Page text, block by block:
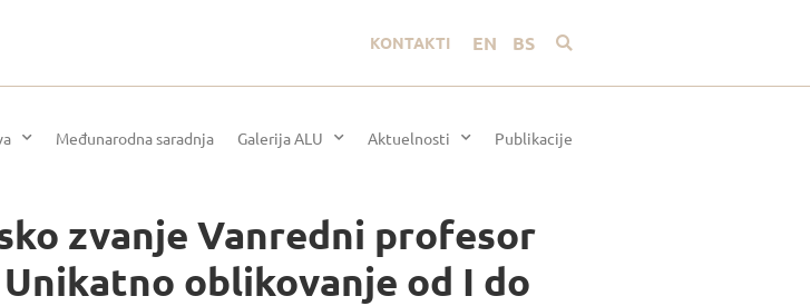
KONTAKTI EN BS
Međunarodna saradnja Galerija ALU Aktuelnosti Publikacije
zvanje Vanredni profesor
oblikovanje od I do